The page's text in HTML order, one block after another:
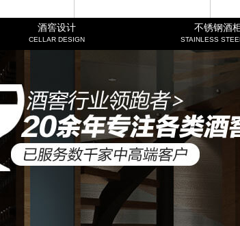
酒窖设计
CELLAR DESIGN
不锈钢酒
STAINLESS